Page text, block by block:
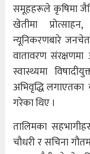
समूहहरूले कृषिमा
खेतीमा
न्यूनिकरणबारे
वातावरण संरक्षणमा
स्वास्थ्यमा
अभिवृद्धि लगाएतका
गरेका थिए ।
तालिमका
चौधरी र सचिना